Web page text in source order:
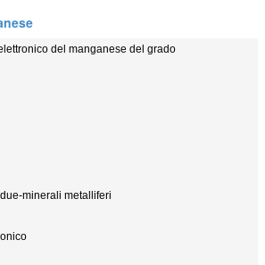
del manganese del grado
minerali metalliferi